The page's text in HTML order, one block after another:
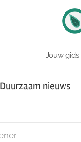
Jouw
Duurzaam nieuws